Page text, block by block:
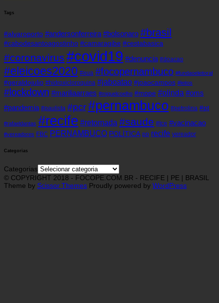
Tags
#alvaroporto #andersonferreira #bolsonaro #brasil
#cabodesantoagostinho #camaragibe #cestabasica
#coronavirus #covid19 #denuncia #doacao
#eleicoes2020 #eua #focopernambuco #fundaoeleitoral
#geraldojulio #hidroxicloroquina #jaboatao #joaocampos #leitos
#lockdown #mariliaarraes #miguelcoelho #mppe #olinda #oms
#pandemia #paulista #pcr#pernambuco #petrolina #pt
#rafaeldantas #recife #retomada #saude #tce #vacinacao
#vereadores FBC PERNAMBUCO POLÍTICA pp recife vereador
Categorias
Categorias
© COPYRIGHT 2018 - FOCOPE.COM.BR - RECIFE | PE | BRASIL
Theme by Scissor Themes Proudly powered by WordPress